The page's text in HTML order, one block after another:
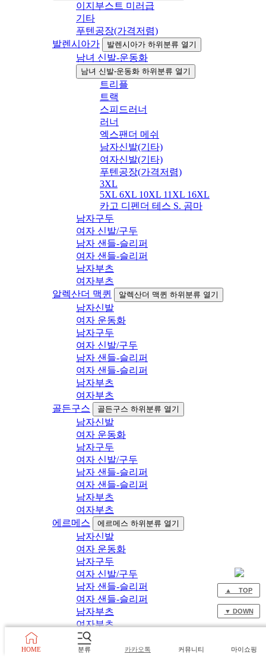
이지부스트 미러급
기타
푸텐공장(가격저렴)
발렌시아가
발렌시아가 하위분류 열기
남녀 신발-운동화
남녀 신발-운동화 하위분류 열기
트리플
트랙
스피드러너
러너
엑스팬더 메쉬
남자신발(기타)
여자신발(기타)
푸텐공장(가격저렴)
3XL
5XL 6XL 10XL 11XL 16XL
카고 디펜더 테스 S. 곰마
남자구두
여자 신발/구두
남자 샌들-슬리퍼
여자 샌들-슬리퍼
남자부츠
여자부츠
알렉산더 맥퀸
알렉산더 맥퀸 하위분류 열기
남자신발
여자 운동화
남자구두
여자 신발/구두
남자 샌들-슬리퍼
여자 샌들-슬리퍼
남자부츠
여자부츠
골든구스
골든구스 하위분류 열기
남자신발
여자 운동화
남자구두
여자 신발/구두
남자 샌들-슬리퍼
여자 샌들-슬리퍼
남자부츠
여자부츠
에르메스
에르메스 하위분류 열기
남자신발
여자 운동화
남자구두
여자 신발/구두
남자 샌들-슬리퍼
여자 샌들-슬리퍼
남자부츠
여자부츠
보테가베네타
남자신발
HOME 분류 카카오톡 커뮤니티 마이쇼핑
▲ TOP
▼ DOWN